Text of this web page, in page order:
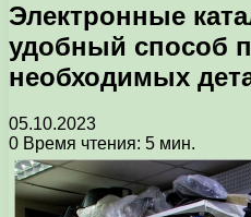
Электронные
удобный способ
необходимых
05.10.2023
0 Время чтения: 5 мин.